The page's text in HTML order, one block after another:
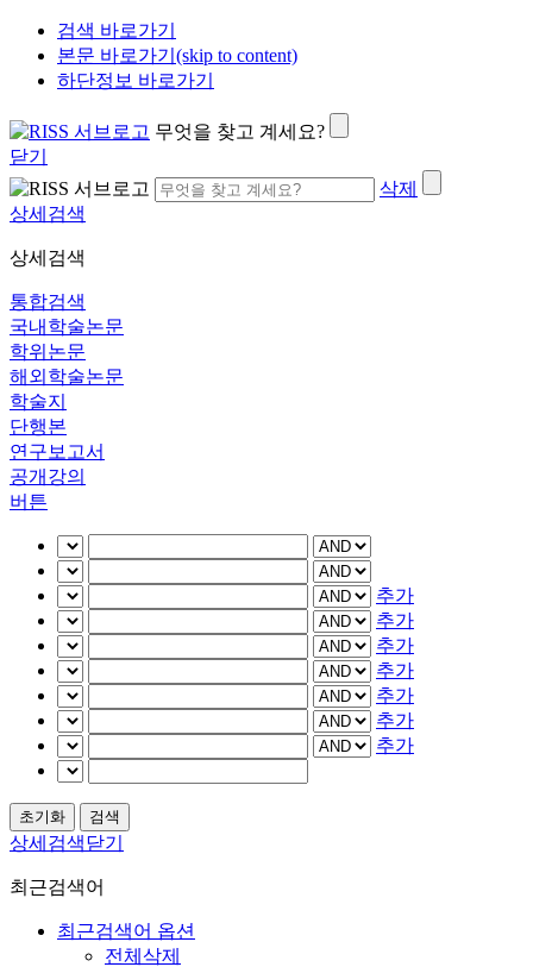
검색 바로가기
본문 바로가기(skip to content)
하단정보 바로가기
무엇을 찾고 계세요?
닫기
삭제
상세검색
상세검색
통합검색
국내학술논문
학위논문
해외학술논문
학술지
단행본
연구보고서
공개강의
버튼
추가
추가
추가
추가
추가
추가
추가
상세검색닫기
최근검색어
최근검색어 옵션
전체삭제